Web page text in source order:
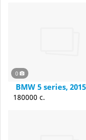
0
BMW 5 series, 2015
180000 c.